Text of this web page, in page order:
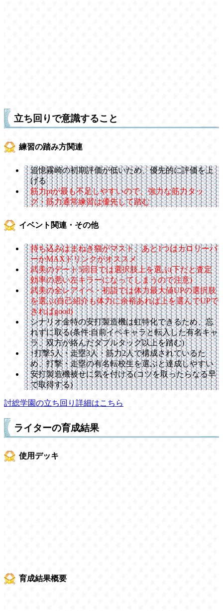
立ち回りで意識すること
練習の踏み方関連
追憶霧崎の初期評価が低いため、優先的に評価を上
げる
筋力ptが最も不足しやすいので、強力な筋力タッ
グ・筋力通常練習は優先して踏む
イベント関連・その他
持ち込みはまねき猫がマスト、あと1つはカロリーバ
ーかMAXドリンクがオススメ
武美のデート5回目では選択肢上を選ぶ(下だと査定
効率の悪い左キラーになってしまうので注意)
武美の全レアイベ・初詣では体力最大値UPの選択肢
を選ぶ(自己紹介も体力に余裕あれば上を選んでUPで
きればgood)
シナリオ金特の安打製造機は虹特化できるため、忘
れずに取る(条件:自前イベキャラと転入した有名キャ
ラ、双方が絡んだダブルタッグ以上を踏む)
↑打撃5人・走塁3人・筋力2人で構成されているた
め、打撃・走塁の有名転校生を選ぶと達成しやすい
安打製造機被せに気を付ける(コツを取ったらなる早
で取得する)
討総学園の立ち回り詳細はこちら
ライターの育成結果
使用デッキ
育成結果概要